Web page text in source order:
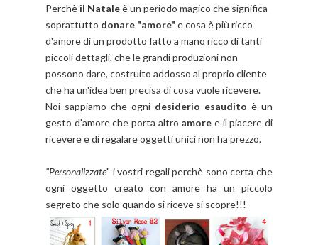
Perchè il Nataleè un periodo magico che significa
soprattutto donare "amore" e cosa è più ricco
d'amore di un prodotto fatto a mano ricco di tanti
piccoli dettagli, che le grandi produzioni non
possono dare, costruito addosso al proprio cliente
che ha un'idea ben precisa di cosa vuole ricevere.
Noi sappiamo che ogni desiderio esaudito è un
gesto d'amore che porta altro amore e il piacere di
ricevere e di regalare oggetti unici non ha prezzo.
"Personalizzate" i vostri regali perchè sono certa che
ogni oggetto creato con amore ha un piccolo
segreto che solo quando si riceve si scopre!!!